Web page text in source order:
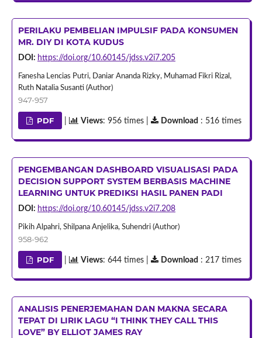
PERILAKU PEMBELIAN IMPULSIF PADA KONSUMEN
MR. DIY DI KOTA KUDUS
DOI: https://doi.org/10.60145/jdss.v2i7.205
Fanesha Lencias Putri, Daniar Ananda Rizky, Muhamad Fikri Rizal,
Ruth Natalia Susanti (Author)
947-957
PDF Views: 956 times | Download : 516 times
PENGEMBANGAN DASHBOARD VISUALISASI PADA
DECISION SUPPORT SYSTEM BERBASIS MACHINE
LEARNING UNTUK PREDIKSI HASIL PANEN PADI
DOI: https://doi.org/10.60145/jdss.v2i7.208
Pikih Alpahri, Shilpana Anjelika, Suhendri (Author)
958-962
PDF Views: 644 times | Download : 217 times
ANALISIS PENERJEMAHAN DAN MAKNA SECARA
TEPAT DI LIRIK LAGU “I THINK THEY CALL THIS
LOVE” BY ELLIOT JAMES RAY